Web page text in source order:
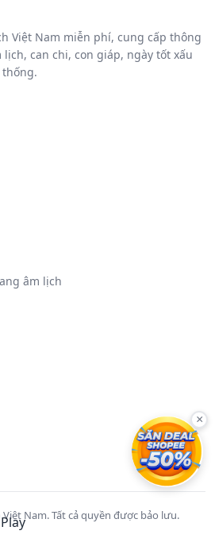
Việt Nam miễn phí, cung cấp thông
can chi, con giáp, ngày tốt xấu
âm lịch
Nam. Tất cả quyền được bảo lưu.
×